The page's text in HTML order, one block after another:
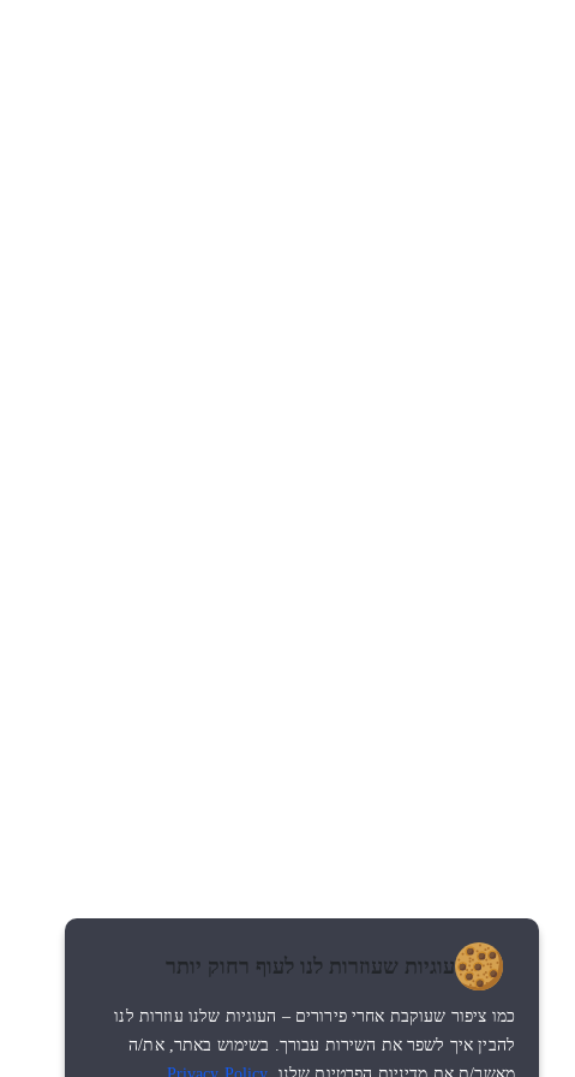
עוגיות שעוזרות לנו לעוף רחוק יותר
כמו ציפור שעוקבת אחרי פירורים – העוגיות שלנו עוזרות לנו
להבין איך לשפר את השירות עבורך. בשימוש באתר, את/ה